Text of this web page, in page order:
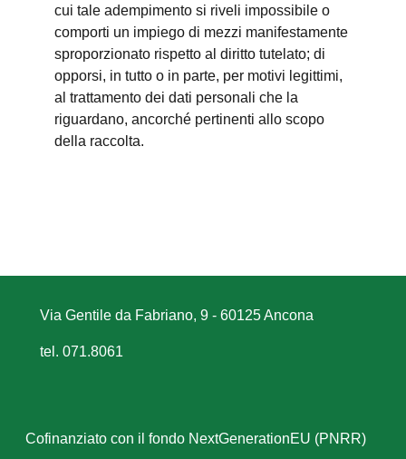
cui tale adempimento si riveli impossibile o
comporti un impiego di mezzi manifestamente
sproporzionato rispetto al diritto tutelato; di
opporsi, in tutto o in parte, per motivi legittimi,
al trattamento dei dati personali che la
riguardano, ancorché pertinenti allo scopo
della raccolta.
Via Gentile da Fabriano, 9 - 60125 Ancona
tel. 071.8061
Cofinanziato con il fondo NextGenerationEU (PNRR)